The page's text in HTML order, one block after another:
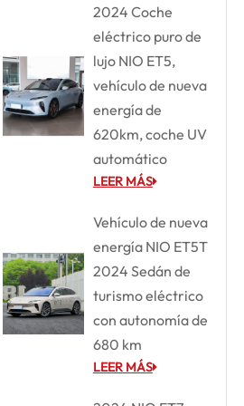
2024 Coche
eléctrico puro de
lujo NIO ET5,
vehículo de nueva
energía de
620km, coche UV
automático
LEER MÁS
Vehículo de nueva
energía NIO ET5T
2024 Sedán de
turismo eléctrico
con autonomía de
680 km
LEER MÁS